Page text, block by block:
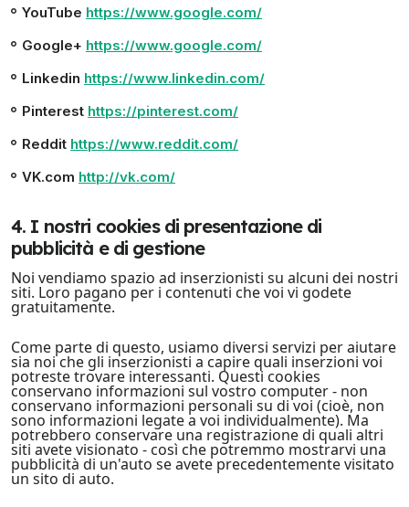
YouTube https://www.google.com/
Google+ https://www.google.com/
Linkedin https://www.linkedin.com/
Pinterest https://pinterest.com/
Reddit https://www.reddit.com/
VK.com http://vk.com/
4. I nostri cookies di presentazione di
pubblicità e di gestione
Noi vendiamo spazio ad inserzionisti su alcuni dei nostri
siti. Loro pagano per i contenuti che voi vi godete
gratuitamente.
Come parte di questo, usiamo diversi servizi per aiutare
sia noi che gli inserzionisti a capire quali inserzioni voi
potreste trovare interessanti. Questi cookies
conservano informazioni sul vostro computer - non
conservano informazioni personali su di voi (cioè, non
sono informazioni legate a voi individualmente). Ma
potrebbero conservare una registrazione di quali altri
siti avete visionato - così che potremmo mostrarvi una
pubblicità di un'auto se avete precedentemente visitato
un sito di auto.